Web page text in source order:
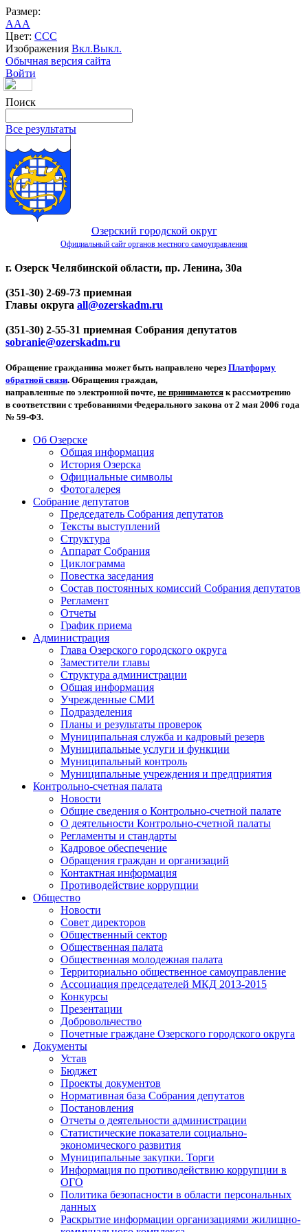
Размер:
AAA
Цвет: CCC
Изображения Вкл.Выкл.
Обычная версия сайта
Войти
Поиск
Все результаты
Озерский городской округ
Официальный сайт органов местного самоуправления
г. Озерск Челябинской области, пр. Ленина, 30а
(351-30) 2-69-73 приемная
Главы округа all@ozerskadm.ru
(351-30) 2-55-31 приемная Собрания депутатов
sobranie@ozerskadm.ru
Обращение гражданина может быть направлено через Платформу
обратной связи. Обращения граждан,
направленные по электронной почте, не принимаются к рассмотрению
в соответствии с требованиями Федерального закона от 2 мая 2006 года
№ 59-ФЗ.
Об Озерске
Общая информация
История Озерска
Официальные символы
Фотогалерея
Собрание депутатов
Председатель Собрания депутатов
Тексты выступлений
Структура
Аппарат Собрания
Циклограмма
Повестка заседания
Состав постоянных комиссий Собрания депутатов
Регламент
Отчеты
График приема
Администрация
Глава Озерского городского округа
Заместители главы
Структура администрации
Общая информация
Учрежденные СМИ
Подразделения
Планы и результаты проверок
Муниципальная служба и кадровый резерв
Муниципальные услуги и функции
Муниципальный контроль
Муниципальные учреждения и предприятия
Контрольно-счетная палата
Новости
Общие сведения о Контрольно-счетной палате
О деятельности Контрольно-счетной палаты
Регламенты и стандарты
Кадровое обеспечение
Обращения граждан и организаций
Контактная информация
Противодействие коррупции
Общество
Новости
Совет директоров
Общественный сектор
Общественная палата
Общественная молодежная палата
Территориально общественное самоуправление
Ассоциация председателей МКД 2013-2015
Конкурсы
Презентации
Добровольчество
Почетные граждане Озерского городского округа
Документы
Устав
Бюджет
Проекты документов
Нормативная база Собрания депутатов
Постановления
Отчеты о деятельности администрации
Статистические показатели социально-
экономического развития
Муниципальные закупки. Торги
Информация по противодействию коррупции в
ОГО
Политика безопасности в области персональных
данных
Раскрытие информации организациями жилищно-